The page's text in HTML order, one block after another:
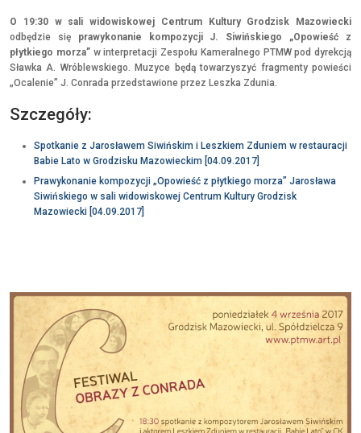
O 19:30 w sali widowiskowej Centrum Kultury Grodzisk Mazowiecki
odbędzie się prawykonanie kompozycji J. Siwińskiego „Opowieść z
płytkiego morza”w interpretacji Zespołu Kameralnego PTMW pod dyrekcją
Sławka A. Wróblewskiego. Muzyce będą towarzyszyć fragmenty powieści
„Ocalenie” J. Conrada przedstawione przez Leszka Zdunia.
Szczegóły:
Spotkanie z Jarosławem Siwińskim i Leszkiem Zduniem w restauracji
Babie Lato w Grodzisku Mazowieckim [04.09.2017]
Prawykonanie kompozycji „Opowieść z płytkiego morza” Jarosława
Siwińskiego w sali widowiskowej Centrum Kultury Grodzisk
Mazowiecki [04.09.2017]